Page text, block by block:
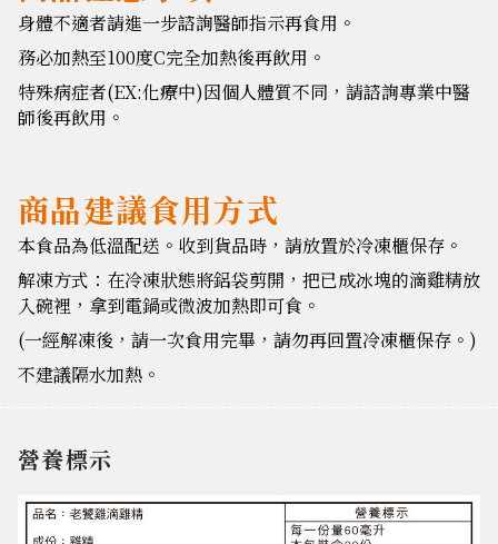
身體不適者請進一步諮詢醫師指示再食用。
務必加熱至100度C完全加熱後再飲用。
特殊病症者(EX:化療中)因個人體質不同，請諮詢專業中醫
師後再飲用。
商品建議食用方式
本食品為低溫配送。收到貨品時，請放置於冷凍櫃保存。
解凍方式：在冷凍狀態將鋁袋剪開，把已成冰塊的滴雞精放
入碗裡，拿到電鍋或微波加熱即可食。
(一經解凍後，請一次食用完畢，請勿再回置冷凍櫃保存。)
不建議隔水加熱。
營養標示